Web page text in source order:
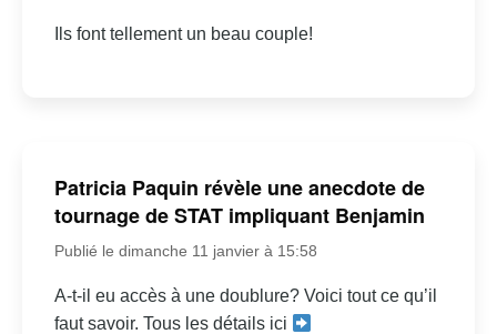
Ils font tellement un beau couple!
Patricia Paquin révèle une anecdote de
tournage de STAT impliquant Benjamin
Publié le dimanche 11 janvier à 15:58
A-t-il eu accès à une doublure? Voici tout ce qu’il
faut savoir. Tous les détails ici